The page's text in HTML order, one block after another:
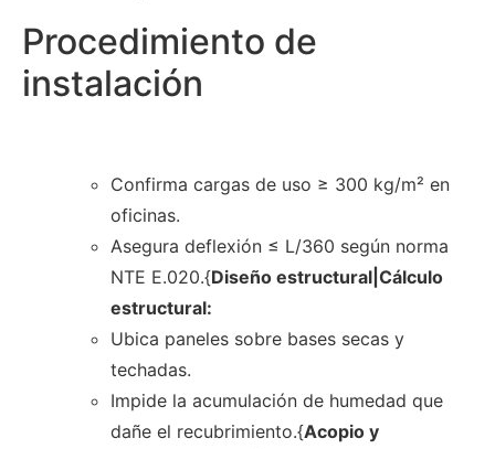
Procedimiento de
instalación
Confirma cargas de uso ≥ 300 kg/m² en
oficinas.
Asegura deflexión ≤ L/360 según norma
NTE E.020.{Diseño estructural|Cálculo
estructural:
Ubica paneles sobre bases secas y
techadas.
Impide la acumulación de humedad que
dañe el recubrimiento.{Acopio y